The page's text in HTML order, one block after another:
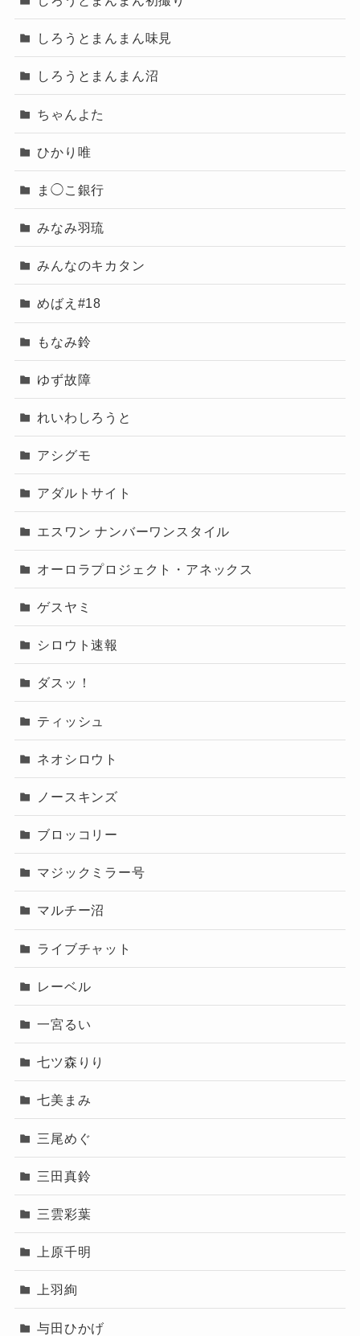
しろうとまんまん味見
しろうとまんまん沼
ちゃんよた
ひかり唯
ま◯こ銀行
みなみ羽琉
みんなのキカタン
めばえ#18
もなみ鈴
ゆず故障
れいわしろうと
アシグモ
アダルトサイト
エスワン ナンバーワンスタイル
オーロラプロジェクト・アネックス
ゲスヤミ
シロウト速報
ダスッ！
ティッシュ
ネオシロウト
ノースキンズ
ブロッコリー
マジックミラー号
マルチー沼
ライブチャット
レーベル
一宮るい
七ツ森りり
七美まみ
三尾めぐ
三田真鈴
三雲彩葉
上原千明
上羽絢
与田ひかげ